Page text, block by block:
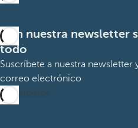
Con nuestra newsletter
todo
Suscríbete a nuestra newsletter
correo electrónico
Suscribirme